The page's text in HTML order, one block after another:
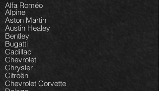
Alfa Roméo
Alpine
Aston Martin
Austin Healey
Bentley
Bugatti
Cadillac
Chevrolet
Chrysler
Citroën
Chevrolet Corvette